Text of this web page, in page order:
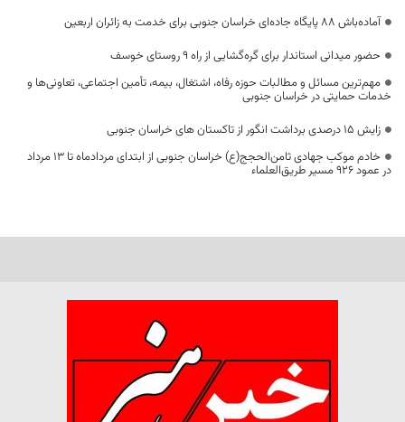
آماده‌باش ۸۸ پایگاه جاده‌ای خراسان جنوبی برای خدمت به زائران اربعین
حضور میدانی استاندار برای گره‌گشایی از راه ۹ روستای خوسف
مهم‌ترین مسائل و مطالبات حوزه رفاه، اشتغال، بیمه، تأمین اجتماعی، تعاونی‌ها و
خدمات حمایتی در خراسان جنوبی
زایش ۱۵ درصدی برداشت انگور از تاکستان های خراسان جنوبی
خادم موکب جهادی ثامن‌الحجج(ع) خراسان جنوبی از ابتدای مردادماه تا ۱۳ مرداد
در عمود ۹۲۶ مسیر طریق‌العلماء